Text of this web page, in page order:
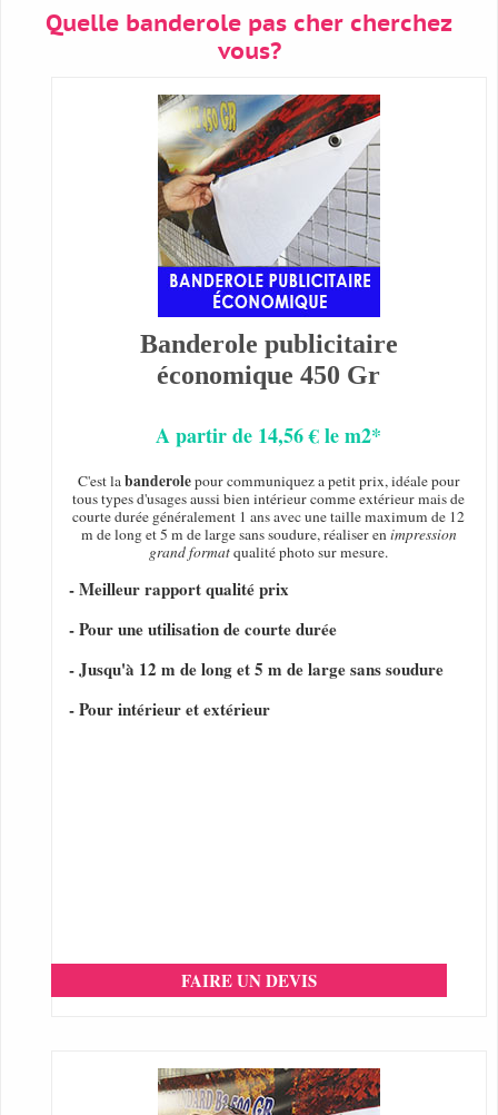
Quelle banderole pas cher cherchez
vous?
Banderole publicitaire
économique 450 Gr
A partir de 14,56 € le m2*
C'est labanderolepour communiquez a petit prix, idéale pour
tous types d'usages aussi bien intérieur comme extérieur mais de
courte durée généralement 1 ans avec une taille maximum de 12
m de long et 5 m de large sans soudure, réaliser enimpression
grand formatqualité photo sur mesure.
- Meilleur rapport qualité prix
- Pour une utilisation de courte durée
- Jusqu'à 12 m de long et 5 m de large sans soudure
- Pour intérieur et extérieur
FAIRE UN DEVIS